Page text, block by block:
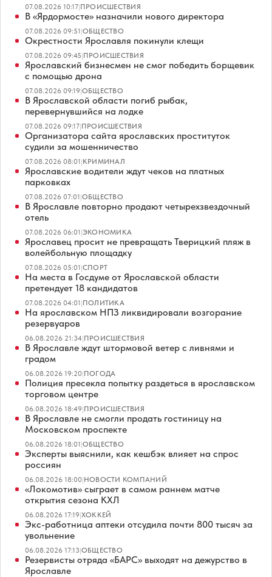
07.08.2026 10:17|ПРОИСШЕСТВИЯ
В «Ярдормосте» назначили нового директора
07.08.2026 09:51|ОБЩЕСТВО
Окрестности Ярославля покинули клещи
07.08.2026 09:45|ПРОИСШЕСТВИЯ
Ярославский бизнесмен не смог победить борщевик
с помощью дрона
07.08.2026 09:19|ОБЩЕСТВО
В Ярославской области погиб рыбак,
перевернувшийся на лодке
07.08.2026 09:17|ПРОИСШЕСТВИЯ
Организатора сайта ярославских проституток
судили за мошенничество
07.08.2026 08:01|КРИМИНАЛ
Ярославские водители ждут чеков на платных
парковках
07.08.2026 07:01|ОБЩЕСТВО
В Ярославле повторно продают четырехзвездочный
отель
07.08.2026 06:01|ЭКОНОМИКА
Ярославец просит не превращать Тверицкий пляж в
волейбольную площадку
07.08.2026 05:01|СПОРТ
На места в Госдуме от Ярославской области
претендует 18 кандидатов
07.08.2026 04:01|ПОЛИТИКА
На ярославском НПЗ ликвидировали возгорание
резервуаров
06.08.2026 21:34|ПРОИСШЕСТВИЯ
В Ярославле ждут штормовой ветер с ливнями и
градом
06.08.2026 19:20|ПОГОДА
Полиция пресекла попытку раздеться в ярославском
торговом центре
06.08.2026 18:49|ПРОИСШЕСТВИЯ
В Ярославле не смогли продать гостиницу на
Московском проспекте
06.08.2026 18:01|ОБЩЕСТВО
Эксперты выяснили, как кешбэк влияет на спрос
россиян
06.08.2026 18:00|НОВОСТИ КОМПАНИЙ
«Локомотив» сыграет в самом раннем матче
открытия сезона КХЛ
06.08.2026 17:19|ХОККЕЙ
Экс-работница аптеки отсудила почти 800 тысяч за
увольнение
06.08.2026 17:13|ОБЩЕСТВО
Резервисты отряда «БАРС» выходят на дежурство в
Ярославле